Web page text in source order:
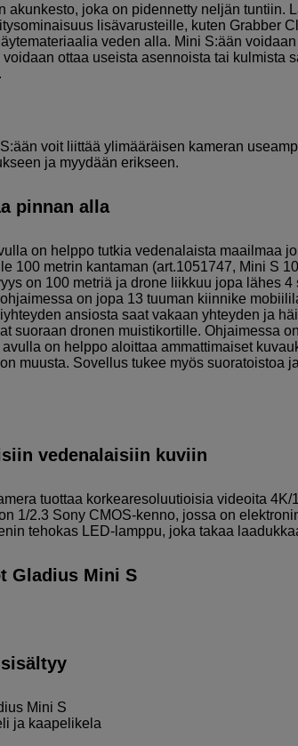
akunkesto, joka on pidennetty neljän tuntiin.
lisävarusteille, kuten Grabber
veden alla. Mini S:ään
ottaa useista asennoista tai kulmista
voit liittää ylimääräisen kameran
ja myydään erikseen.
pinnan alla
on helppo tutkia vedenalaista maailmaa
100 metrin kantaman (art.1051747, Mini S
on 100 metriä ja drone liikkuu jopa lähes 4
on jopa 13 tuuman kiinnike
ansiosta saat vakaan yhteyden ja
suoraan dronen muistikortille. Ohjaimessa
on helppo aloittaa ammattimaiset
muusta. Sovellus tukee myös
vedenalaisiin kuviin
tuottaa korkearesoluutioisia videoita
1/2.3 Sony CMOS-kenno, jossa on
tehokas LED-lamppu, joka takaa
Gladius Mini S
Mini S
ja kaapelikela